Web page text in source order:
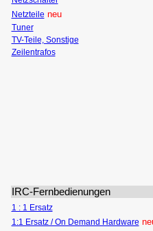
Netzteile neu
Tuner
TV-Teile, Sonstige
Zeilentrafos
IRC-Fernbedienungen
1 : 1 Ersatz
1:1 Ersatz / On Demand Hardware